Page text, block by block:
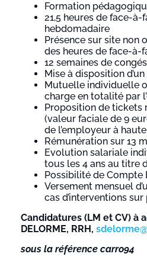
Formation
21,5 heures de face-
hebdomadaire
Présence sur site non
des heures de face-à-
12 semaines de
Mise à disposition
Mutuelle individuelle
charge en totalité par
Proposition de tickets
(valeur faciale de 9
de l’employeur à
Rémunération sur 13
Evolution salariale
tous les 4 ans au titre
Possibilité de Compte
Versement mensuel
cas d’interventions
Candidatures (LM et CV) à
DELORME, RRH,
sous la référence carro94